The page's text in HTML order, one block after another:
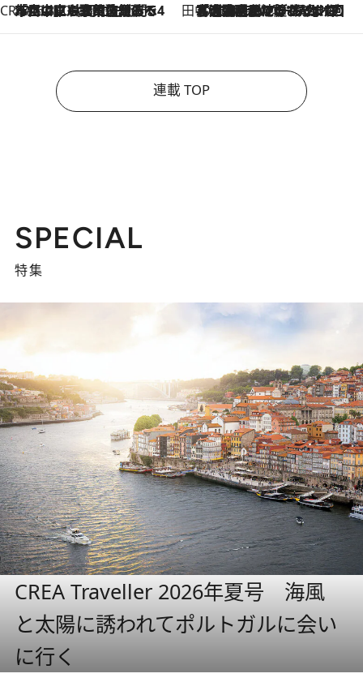
CREA'S CHOICE
2026.8.7
「立川にも歌舞伎があるんだよ」 片岡仁左衛門・市川中車ら豪華座組みで4年目の立川立飛歌舞伎へ 田中稲の勝手に再ブーム
2026.8.7
「湘南乃風に憧れて」観客大盛上がりの“タオル回し”に、ラッパー顔負けの高速歌唱まで…さだまさし（74）のアグレッシブすぎる現在地
連載 TOP
SPECIAL
特集
CREA Traveller 2026年夏号 海風
と太陽に誘われてポルトガルに会い
に行く